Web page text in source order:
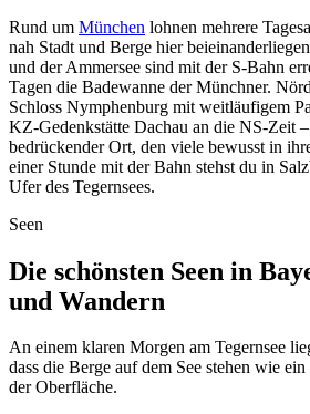
Rund um München lohnen mehrere
nah Stadt und Berge hier
und der Ammersee sind mit der S-Bahn
Tagen die Badewanne der Münchner.
Schloss Nymphenburg mit weitläufigem
KZ-Gedenkstätte Dachau an die NS-Zeit
bedrückender Ort, den viele bewusst in
einer Stunde mit der Bahn stehst du in
Ufer des Tegernsees.
Seen
Die schönsten Seen in
und Wandern
An einem klaren Morgen am Tegernsee
dass die Berge auf dem See stehen wie
der Oberfläche.